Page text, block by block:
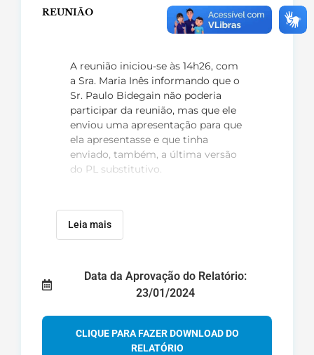
REUNIÃO
A reunião iniciou-se às 14h26, com
a Sra. Maria Inês informando que o
Sr. Paulo Bidegain não poderia
participar da reunião, mas que ele
enviou uma apresentação para que
ela apresentasse e que tinha
enviado, também, a última versão
do PL substitutivo.
pauta sobre apreciação do texto da
resolução que aprova recursos para
a estação telemétrica. A Sra.
final da reunião da CTLAZOC, que
aconteceu anteriormente, a Sra.
Cláudia apresentou os valores
operacionalização em dezembro e
manutenção nos próximos 3 (três)
Leia mais
Data da Aprovação do Relatório:
23/01/2024
CLIQUE PARA FAZER DOWNLOAD DO
RELATÓRIO